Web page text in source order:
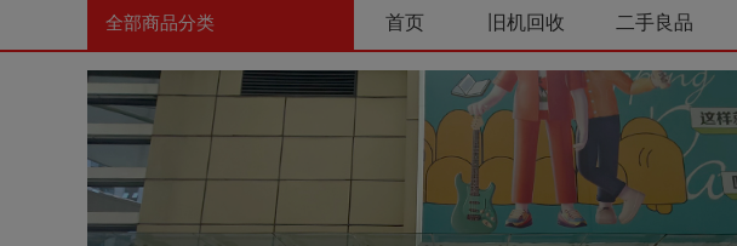
全部商品分类 首页 旧机回收 二手良品